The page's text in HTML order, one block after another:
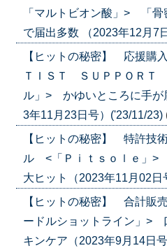
「マルトビオン酸」> 「骨
で届出多数 （2023年12月7
【ヒットの秘密】 応援購
ＴＩＳＴ ＳＵＰＰＯＲ
ル」> かゆいところに手が
3年11月23日号）('23/11/23)
【ヒットの秘密】 特許技
ル <「Ｐｉｔｓｏｌｅ」>
大ヒット（2023年11月02日
【ヒットの秘密】 合計販
ードルショットライン」>
キンケア（2023年9月14日